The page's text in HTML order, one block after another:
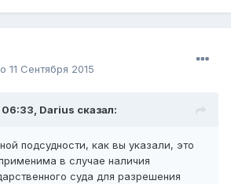
11 Сентября 2015
06:33, Darius сказал:
подсудности, как вы указали, это
в случае наличия
суда для разрешения